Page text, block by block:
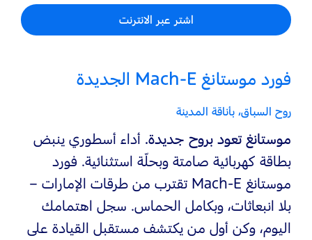
اشتر عبر الانترنت
فورد موستانغ Mach‑E الجديدة
روح السباق، بأناقة المدينة
موستانغ تعود بروح جديدة. أداء أسطوري ينبض
بطاقة كهربائية صامتة وبحلّة استثنائية. فورد
موستانغ Mach‑E تقترب من طرقات الإمارات –
بلا انبعاثات، وبكامل الحماس. سجل اهتمامك
اليوم، وكن أول من يكتشف مستقبل القيادة على